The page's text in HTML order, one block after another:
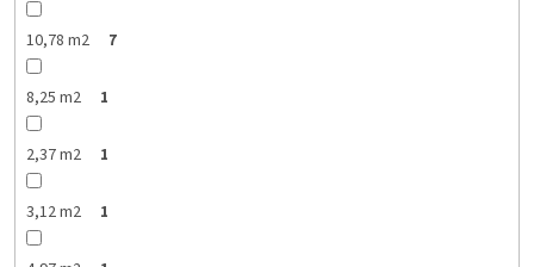
10,78 m2 7
8,25 m2 1
2,37 m2 1
3,12 m2 1